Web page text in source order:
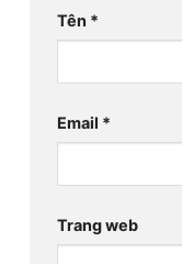
Tên *
Email *
Trang web